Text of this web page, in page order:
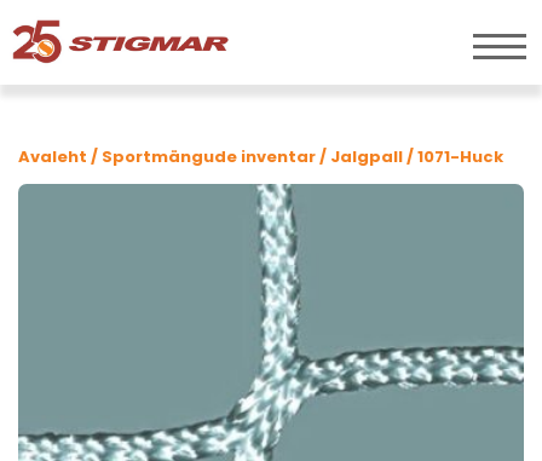
Avaleht / Sportmängude inventar/ Jalgpall/ 1071-Huck